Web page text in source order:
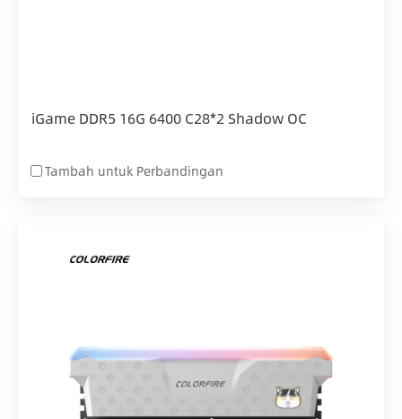
iGame DDR5 16G 6400 C28*2 Shadow OC
Tambah untuk Perbandingan